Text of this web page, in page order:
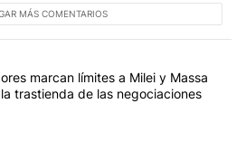
MÁS COMENTARIOS
con más comentarios en los
el título "Los gobernadores marcan
marcan límites a Milei y Massa
trastienda de las negociaciones
el título "" con 6 comentarios.